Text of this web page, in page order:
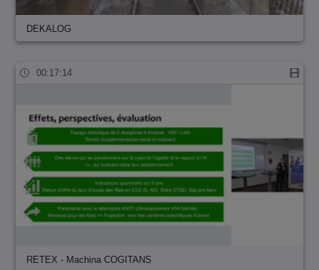
DEKALOG
00:17:14
RETEX - Machina COGITANS